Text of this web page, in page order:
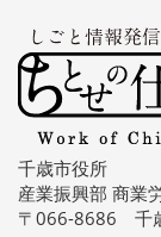
千歳市役所
産業振興部 商業
〒066-8686 千